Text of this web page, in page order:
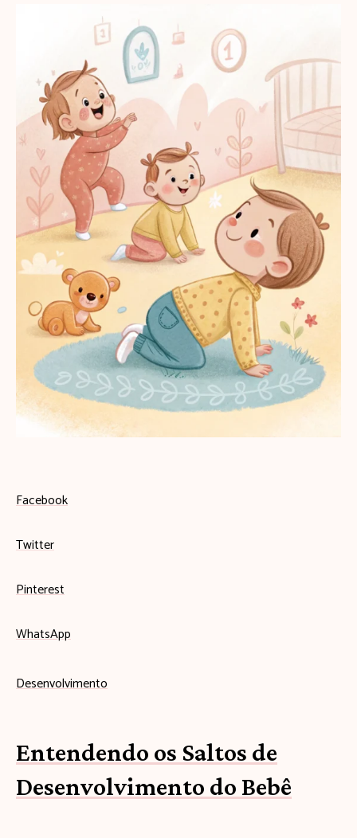
Facebook
Twitter
Pinterest
WhatsApp
Desenvolvimento
Entendendo os Saltos de
Desenvolvimento do Bebê